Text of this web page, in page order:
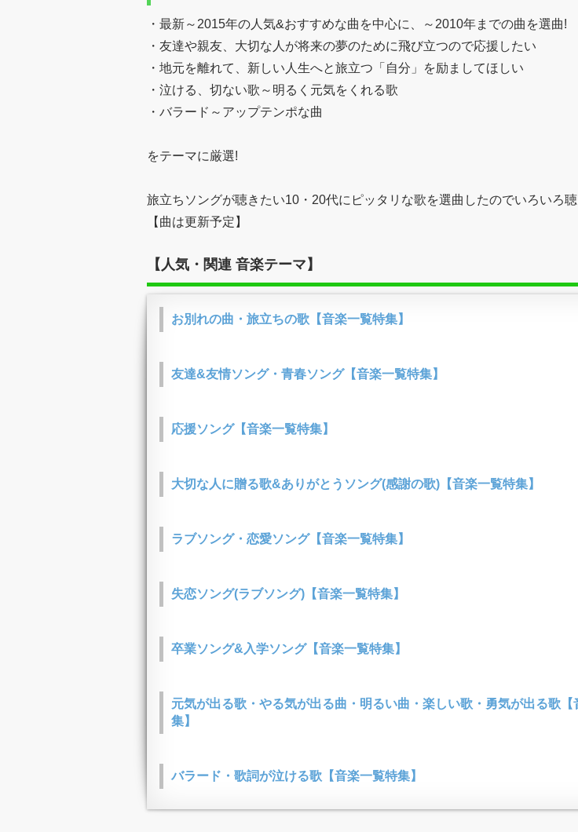
・最新～2015年の人気&おすすめな曲を中心に、～2010年までの曲を選曲!
・友達や親友、大切な人が将来の夢のために飛び立つので応援したい
・地元を離れて、新しい人生へと旅立つ「自分」を励ましてほしい
・泣ける、切ない歌～明るく元気をくれる歌
・バラード～アップテンポな曲
をテーマに厳選!
旅立ちソングが聴きたい10・20代にピッタリな歌を選曲したのでいろいろ聴
【曲は更新予定】
【人気・関連 音楽テーマ】
お別れの曲・旅立ちの歌【音楽一覧特集】
友達&友情ソング・青春ソング【音楽一覧特集】
応援ソング【音楽一覧特集】
大切な人に贈る歌&ありがとうソング(感謝の歌)【音楽一覧特集】
ラブソング・恋愛ソング【音楽一覧特集】
失恋ソング(ラブソング)【音楽一覧特集】
卒業ソング&入学ソング【音楽一覧特集】
元気が出る歌・やる気が出る曲・明るい曲・楽しい歌・勇気が出る歌【
集】
バラード・歌詞が泣ける歌【音楽一覧特集】